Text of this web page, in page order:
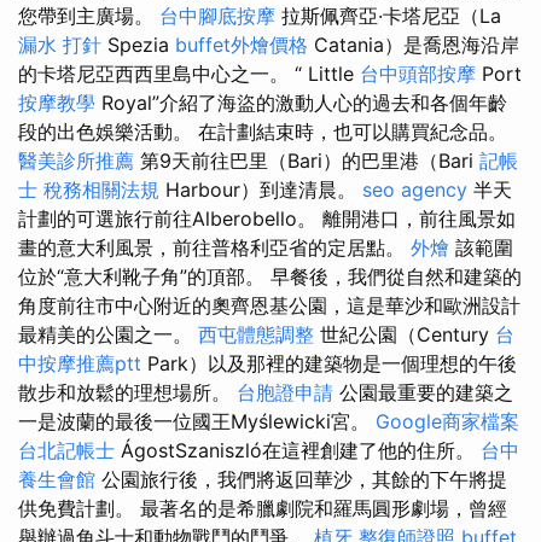
您帶到主廣場。 台中腳底按摩 拉斯佩齊亞·卡塔尼亞（La
漏水 打針 Spezia buffet外燴價格 Catania）是喬恩海沿岸
的卡塔尼亞西西里島中心之一。 “ Little 台中頭部按摩 Port
按摩教學 Royal”介紹了海盜的激動人心的過去和各個年齡
段的出色娛樂活動。 在計劃結束時，也可以購買紀念品。
醫美診所推薦 第9天前往巴里（Bari）的巴里港（Bari 記帳
士 稅務相關法規 Harbour）到達清晨。 seo agency 半天
計劃的可選旅行前往Alberobello。 離開港口，前往風景如
畫的意大利風景，前往普格利亞省的定居點。 外燴 該範圍
位於“意大利靴子角”的頂部。 早餐後，我們從自然和建築的
角度前往市中心附近的奧齊恩基公園，這是華沙和歐洲設計
最精美的公園之一。 西屯體態調整 世紀公園（Century 台
中按摩推薦ptt Park）以及那裡的建築物是一個理想的午後
散步和放鬆的理想場所。 台胞證申請 公園最重要的建築之
一是波蘭的最後一位國王Myślewicki宮。 Google商家檔案
台北記帳士 ÁgostSzaniszló在這裡創建了他的住所。 台中
養生會館 公園旅行後，我們將返回華沙，其餘的下午將提
供免費計劃。 最著名的是希臘劇院和羅馬圓形劇場，曾經
舉辦過角斗士和動物戰鬥的鬥爭。 植牙 整復師證照 buffet